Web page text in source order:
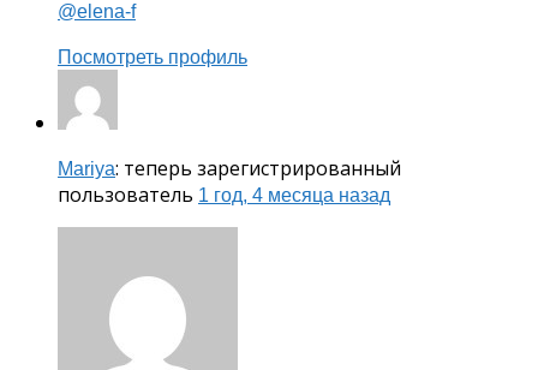
@elena-f
Посмотреть профиль
Mariya: теперь зарегистрированный
пользователь 1 год, 4 месяца назад